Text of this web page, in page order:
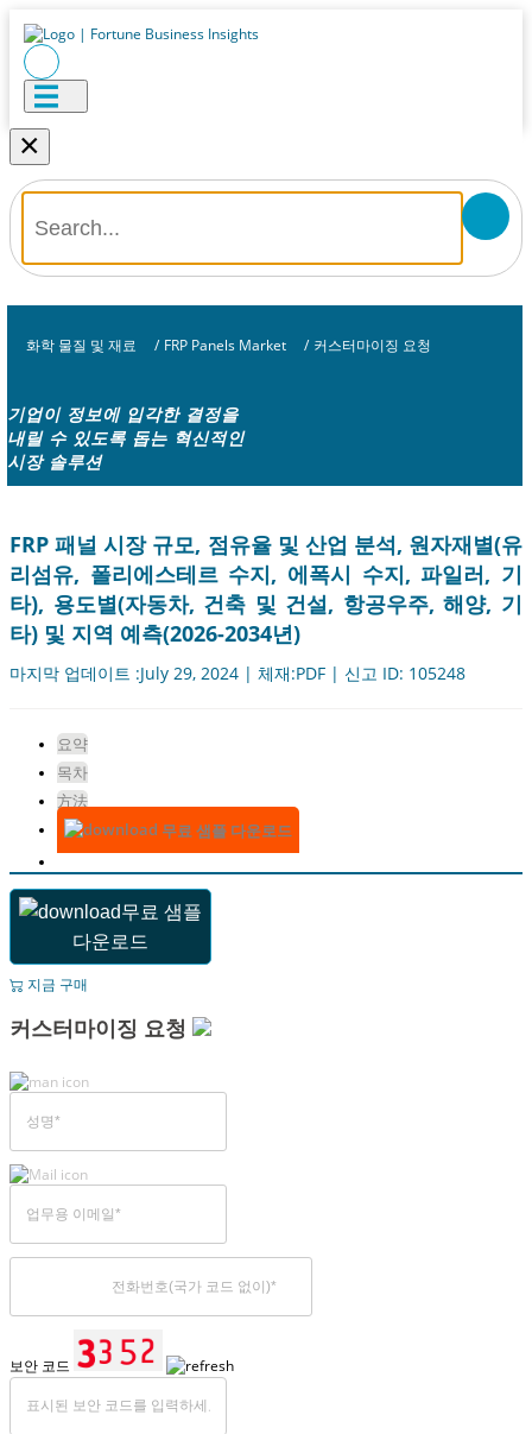
×
화학 물질 및 재료 / FRP Panels Market / 커스터마이징 요청
기업이 정보에 입각한 결정을
내릴 수 있도록 돕는 혁신적인
시장 솔루션
FRP 패널 시장 규모, 점유율 및 산업 분석, 원자재별(유
리섬유, 폴리에스테르 수지, 에폭시 수지, 파일러, 기
타), 용도별(자동차, 건축 및 건설, 항공우주, 해양, 기
타) 및 지역 예측(2026-2034년)
마지막 업데이트 :July 29, 2024 | 체재:PDF | 신고 ID: 105248
요약
목차
方法
무료 샘플 다운로드
무료 샘플
다운로드
지금 구매
커스터마이징 요청
보안 코드